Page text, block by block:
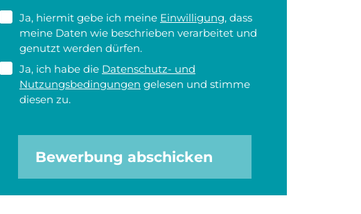
Ja, hiermit gebe ich meine Einwilligung, dass
meine Daten wie beschrieben verarbeitet und
genutzt werden dürfen.
Ja, ich habe die Datenschutz- und
Nutzungsbedingungen gelesen und stimme
diesen zu.
Bewerbung abschicken